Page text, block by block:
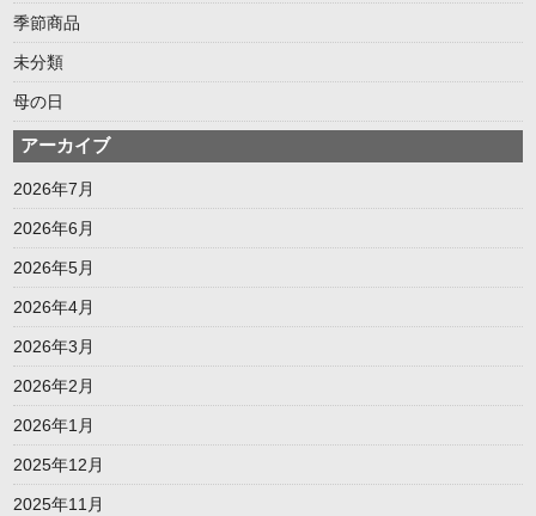
季節商品
未分類
母の日
アーカイブ
2026年7月
2026年6月
2026年5月
2026年4月
2026年3月
2026年2月
2026年1月
2025年12月
2025年11月